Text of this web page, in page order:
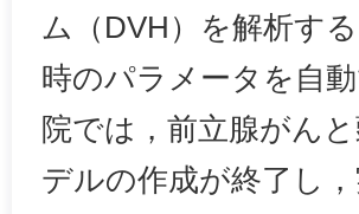
ム（DVH）を解析す
時のパラメータを自
院では，前立腺がん
デルの作成が終了し